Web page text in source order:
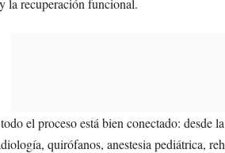
la recuperación funcional.
el proceso está bien conectado: desde
quirófanos, anestesia pediátrica,